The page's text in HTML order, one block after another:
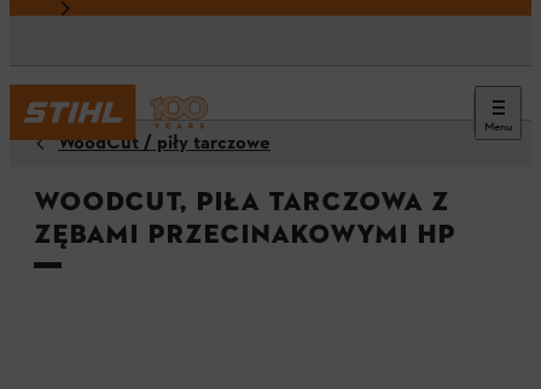
Menu
WoodCut / piły tarczowe
WoodCut, piła tarczowa z
zębami przecinakowymi HP